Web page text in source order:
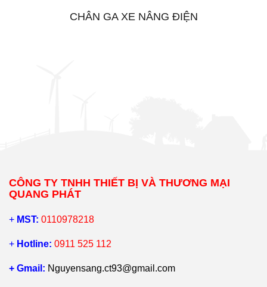
CHÂN GA XE NÂNG ĐIỆN
CÔNG TY TNHH THIẾT BỊ VÀ THƯƠNG MẠI
QUANG PHÁT
+ MST: 0110978218
+ Hotline: 0911 525 112
+ Gmail: Nguyensang.ct93@gmail.com